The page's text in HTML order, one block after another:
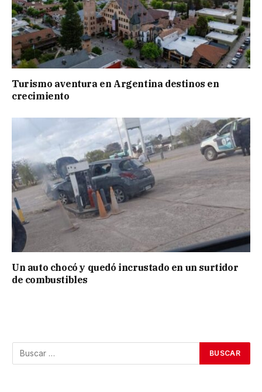
Turismo aventura en Argentina destinos en
crecimiento
Un auto chocó y quedó incrustado en un surtidor
de combustibles